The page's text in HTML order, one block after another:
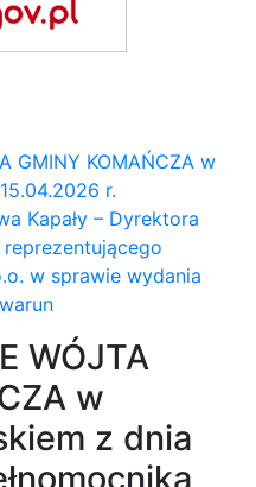
GMINY KOMAŃCZA w
r.
Kapały – Dyrektora
reprezentującego
w sprawie wydania
WÓJTA
w
z dnia